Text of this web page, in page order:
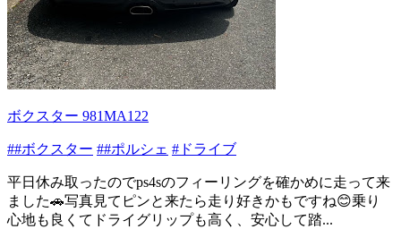
ボクスター 981MA122
##ボクスター ##ポルシェ #ドライブ
平日休み取ったのでps4sのフィーリングを確かめに走って来
ました🚗写真見てピンと来たら走り好きかもですね😊乗り
心地も良くてドライグリップも高く、安心して踏...